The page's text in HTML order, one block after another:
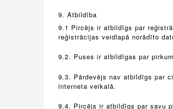
9. Atbildība
9.1 Pircējs ir atbildīgs par
reģistrācijas veidlapā norādīto
9.2. Puses ir atbildīgas par
9.3. Pārdevējs nav atbildīgs par
interneta veikalā.
9.4. Pircējs ir atbildīgs par savu